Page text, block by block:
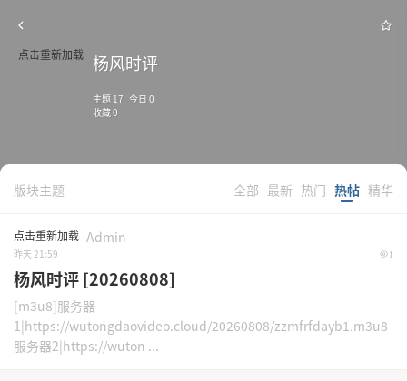
点击重新加载 杨风时评
主题 17 今日 0
收藏 0
版块主题 全部 最新 热门 热帖 精华
点击重新加载 Admin
昨天 21:59 1
杨风时评 [20260808]
[m3u8]服务器
1|https://wutongdaovideo.cloud/20260808/zzmfrfdayb1.m3u8
服务器2|https://wuton ...